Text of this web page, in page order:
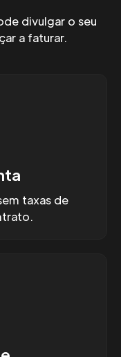
divulgar o seu
a faturar.
taxas de